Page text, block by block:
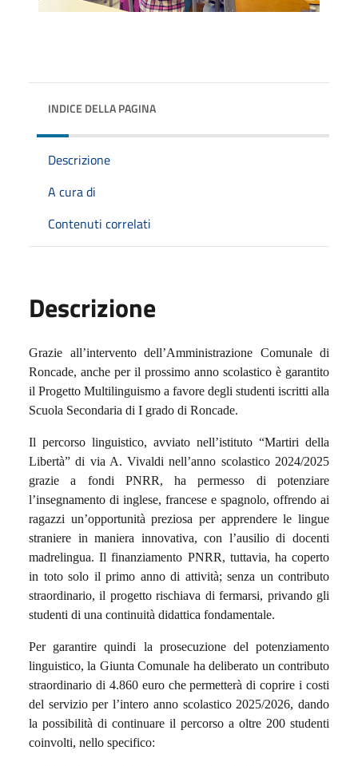
INDICE DELLA PAGINA
Descrizione
A cura di
Contenuti correlati
Descrizione
Grazie all’intervento dell’Amministrazione Comunale di
Roncade, anche per il prossimo anno scolastico è garantito
il Progetto Multilinguismo a favore degli studenti iscritti alla
Scuola Secondaria di I grado di Roncade.
Il percorso linguistico, avviato nell’istituto “Martiri della
Libertà” di via A. Vivaldi nell’anno scolastico 2024/2025
grazie a fondi PNRR, ha permesso di potenziare
l’insegnamento di inglese, francese e spagnolo, offrendo ai
ragazzi un’opportunità preziosa per apprendere le lingue
straniere in maniera innovativa, con l’ausilio di docenti
madrelingua. Il finanziamento PNRR, tuttavia, ha coperto
in toto solo il primo anno di attività; senza un contributo
straordinario, il progetto rischiava di fermarsi, privando gli
studenti di una continuità didattica fondamentale.
Per garantire quindi la prosecuzione del potenziamento
linguistico, la Giunta Comunale ha deliberato un contributo
straordinario di 4.860 euro che permetterà di coprire i costi
del servizio per l’intero anno scolastico 2025/2026, dando
la possibilità di continuare il percorso a oltre 200 studenti
coinvolti, nello specifico: